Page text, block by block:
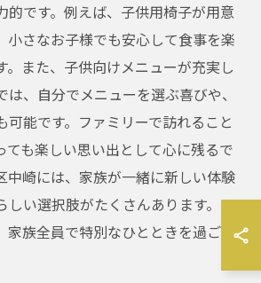
的です。例えば、子供用椅子が用意
小さなお子様でも安心して食事を楽
。また、子供向けメニューが充実し
、自分でメニューを選ぶ喜びや、
可能です。ファミリーで訪れること
ても楽しい思い出として心に残るで
中崎には、家族が一緒に新しい体験
しい選択肢がたくさんあります。こ
家族全員で特別なひとときを過ごし